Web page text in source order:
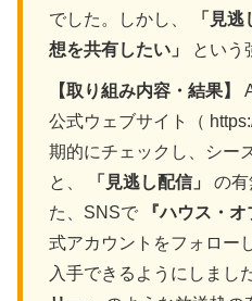
でした。しかし、
「見
想を共有したい」
という
【取り組み内容・結果】
公式ウェブサイト（
期的にチェックし、シー
と、
「見逃し配信」
の有
た、SNSで
『ハウス・
式アカウントをフォロー
入手できるようにしまし